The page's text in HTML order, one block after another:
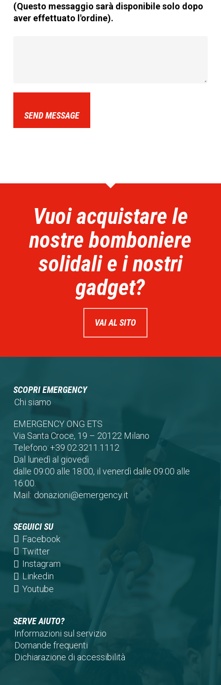
(Questo messaggio sarà disponibile solo dopo
aver effettuato l'ordine).
SEND MESSAGE
Vuoi acquistare le
nostre bomboniere
solidali e i nostri
gadget?
VAI AL SITO
SCOPRI EMERGENCY
Chi siamo
EMERGENCY ONG ETS
Via Santa Croce, 19 – 20122 Milano
Telefono:+39 02.3211.1112
Dal lunedì al giovedì
dalle 09:00 alle 18:00, il venerdì dalle 09:00 alle
16:00.
Mail: donazioni@emergency.it
SEGUICI SU
Facebook(opens
a
Twitter(opens
in
a
new
Instagram(opens
Linkedin(opens
in
tab)
Youtube(opens
new
tab)
SERVE AIUTO?
Informazioni sul servizio
Domande frequenti
Dichiarazione di accessibilità